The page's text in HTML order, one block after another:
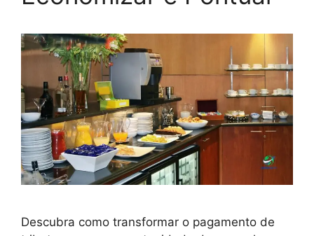
Descubra como transformar o pagamento de